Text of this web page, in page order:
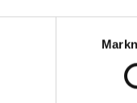
ni sparar
om hur vi